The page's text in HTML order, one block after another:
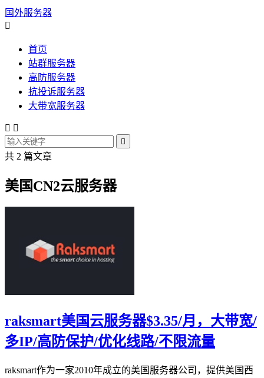
国外服务器

首页
站群服务器
高防服务器
抗投诉服务器
大带宽服务器
 

共 2 篇文章
美国CN2云服务器
raksmart美国云服务器$3.35/月，大带宽/
多IP/高防保护/优化线路/不限流量
raksmart作为一家2010年成立的美国服务器公司，提供美国西